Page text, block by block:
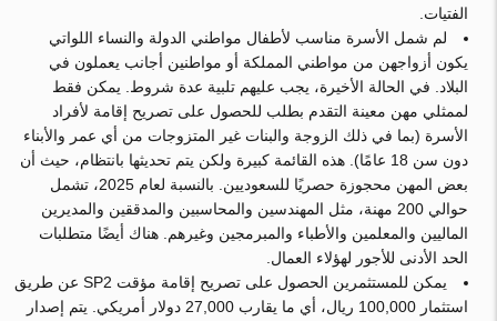
الفتيات.
لم شمل الأسرة مناسب لأطفال مواطني الدولة والنساء اللواتي
يكون أزواجهن من مواطني المملكة أو مواطنين أجانب يعملون في
البلاد. في الحالة الأخيرة، يجب عليهم تلبية عدة شروط. يمكن فقط
لممثلي مهن معينة التقدم بطلب للحصول على تصريح إقامة لأفراد
الأسرة (بما في ذلك الزوجة والبنات غير المتزوجات من أي عمر والأبناء
دون سن 18 عامًا). هذه القائمة كبيرة ولكن يتم تحديثها بانتظام، حيث أن
بعض المهن محجوزة حصريًا للسعوديين. بالنسبة لعام 2025، تشمل
حوالي 200 مهنة، مثل المهندسين والمحاسبين والمدققين والمديرين
الماليين والمعلمين والأطباء والمبرمجين وغيرهم. هناك أيضًا متطلبات
الحد الأدنى للأجور لهؤلاء العمال.
يمكن للمستثمرين الحصول على تصريح إقامة مؤقت SP2 عن طريق
استثمار 100,000 ريال، أي ما يقارب 27,000 دولار أمريكي. يتم إصدار